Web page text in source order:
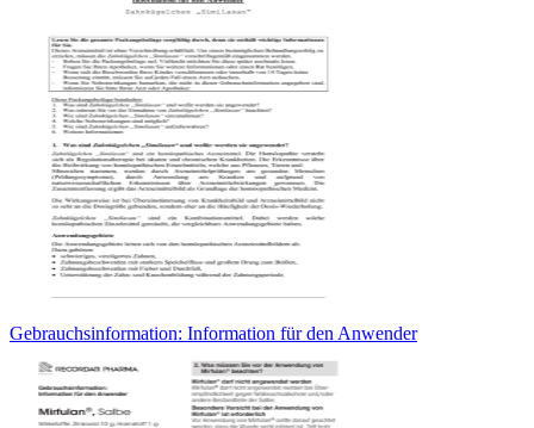
Gebrauchsinformation: Information für den Anwender